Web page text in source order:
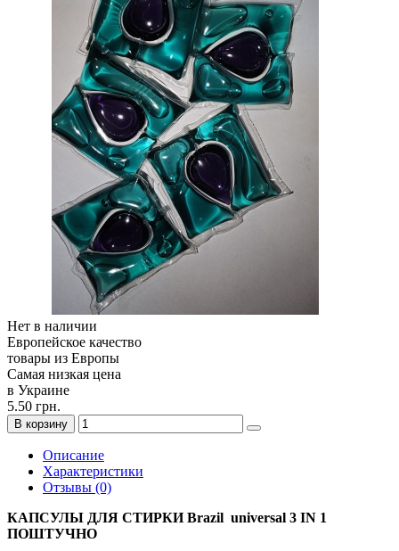
Нет в наличии
Европейское качество
товары из Европы
Самая низкая цена
в Украине
5.50 грн.
В корзину
Описание
Характеристики
Отзывы (0)
КАПСУЛЫ ДЛЯ СТИРКИ Brazil universal 3 IN 1
ПОШТУЧНО